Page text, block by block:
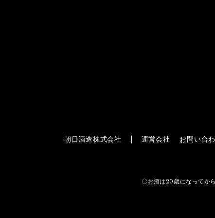
朝日酒造株式会社 運営会社 お問い合
〇お酒は20歳になってから